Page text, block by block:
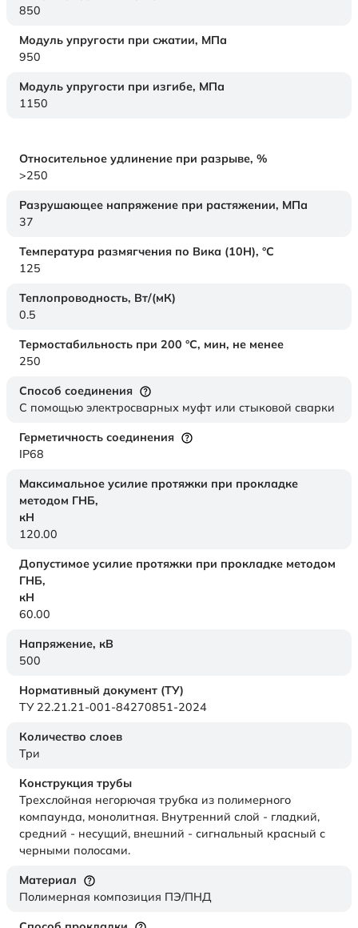
850
Модуль упругости при сжатии, МПа
950
Модуль упругости при изгибе, МПа
1150
Относительное удлинение при разрыве, %
>250
Разрушающее напряжение при растяжении, МПа
37
Температура размягчения по Вика (10Н), °C
125
Теплопроводность, Вт/(мК)
0.5
Термостабильность при 200 °С, мин, не менее
250
Способ соединения
С помощью электросварных муфт или стыковой сварки
Герметичность соединения
IP68
Максимальное усилие протяжки при прокладке
методом ГНБ,
кН
120.00
Допустимое усилие протяжки при прокладке методом
ГНБ,
кН
60.00
Напряжение, кВ
500
Нормативный документ (ТУ)
ТУ 22.21.21-001-84270851-2024
Количество слоев
Три
Конструкция трубы
Трехслойная негорючая трубка из полимерного
компаунда, монолитная. Внутренний слой - гладкий,
средний - несущий, внешний - сигнальный красный с
черными полосами.
Материал
Полимерная композиция ПЭ/ПНД